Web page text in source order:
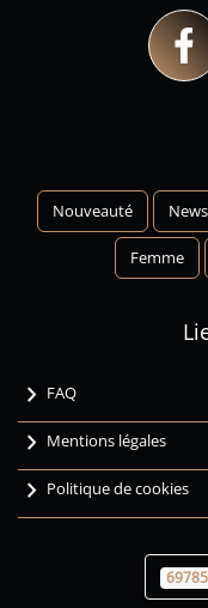
Nouveauté News
Femme
chevron_right FAQ
chevron_right Mentions légales
chevron_right Politique de cookies